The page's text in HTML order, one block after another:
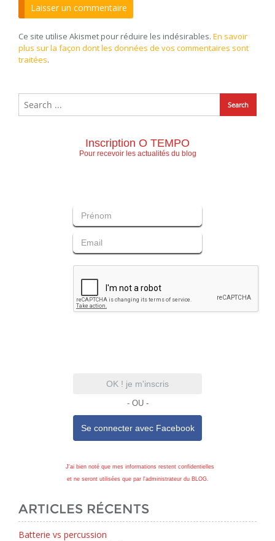
Ce site utilise Akismet pour réduire les indésirables. En savoir
plus sur la façon dont les données de vos commentaires sont
traitées.
Inscription O TEMPO
Pour recevoir les actualités du blog
OK ! je m'inscris
- OU -
Se connecter avec Facebook
J'ai bien noté que mes informations restent confidentielles
et ne seront utilisées que par l'administrateur du BLOG.
ARTICLES RÉCENTS
Batterie vs percussion